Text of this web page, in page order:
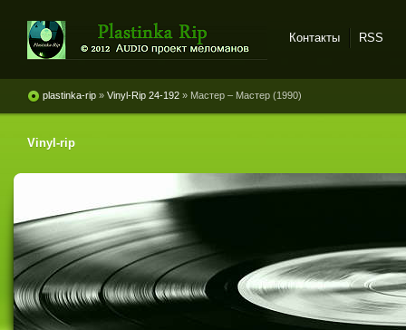
винила и магнитоальбомов
Контакты RSS
plastinka-rip » Vinyl-Rip 24-192 » Мастер – Мастер (1990)
Vinyl-rip